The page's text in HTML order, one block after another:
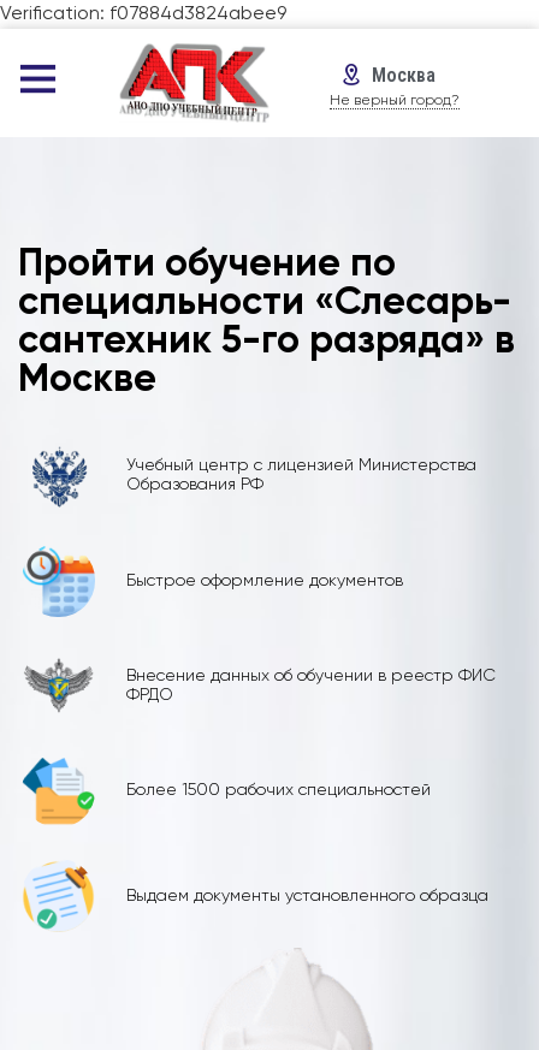
Verification: f07884d3824abee9
Москва
Не верный город?
Пройти обучение по
специальности «Слесарь-
сантехник 5-го разряда» в
Москве
Учебный центр с лицензией Министерства
Образования РФ
Быстрое оформление документов
Внесение данных об обучении в реестр ФИС
ФРДО
Более 1500 рабочих специальностей
Выдаем документы установленного образца